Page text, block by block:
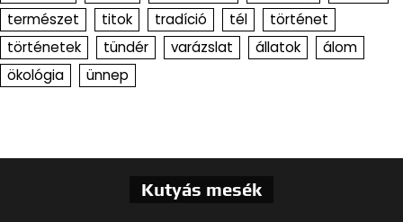
természet
titok tradíció tél
történet
történetek
tündér varázslat állatok
álom
ökológia
ünnep
Kutyás mesék